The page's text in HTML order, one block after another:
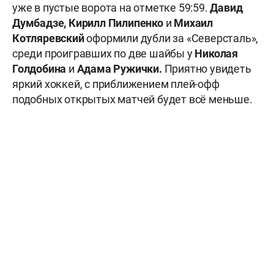
уже в пустые ворота на отметке 59:59.Давид
Думбадзе, Кирилл Пилипенко и Михаил
Котляревскийоформили дубли за «Северсталь»,
среди проигравших по две шайбы уНиколая
Голдобина и Адама Ружички. Приятно увидеть
яркий хоккей, с приближением плей-офф
подобных открытых матчей будет всё меньше.